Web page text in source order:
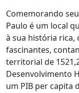
Comemorando
Paulo é um local
à sua história rica,
fascinantes,
territorial de
Desenvolvimento
um PIB per capita